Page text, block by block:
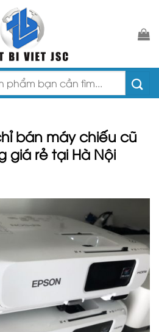
bán máy chiếu cũ
giá rẻ tại Hà Nội